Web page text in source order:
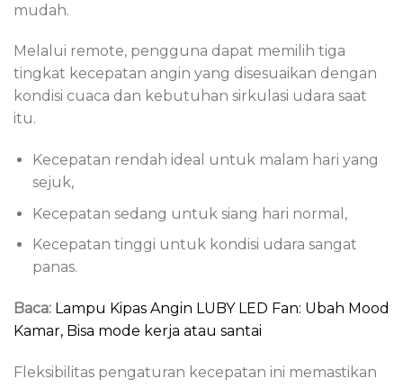
mudah.
Melalui remote, pengguna dapat memilih tiga
tingkat kecepatan angin yang disesuaikan dengan
kondisi cuaca dan kebutuhan sirkulasi udara saat
itu.
Kecepatan rendah ideal untuk malam hari yang
sejuk,
Kecepatan sedang untuk siang hari normal,
Kecepatan tinggi untuk kondisi udara sangat
panas.
Baca: Lampu Kipas Angin LUBY LED Fan: Ubah Mood
Kamar, Bisa mode kerja atau santai
Fleksibilitas pengaturan kecepatan ini memastikan